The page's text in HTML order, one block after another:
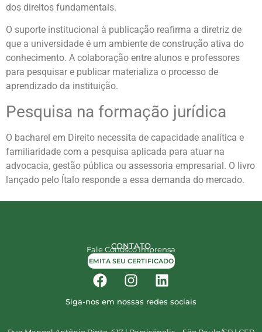
dos direitos fundamentais.
O suporte institucional à publicação reafirma a diretriz de
que a universidade é um ambiente de construção ativa do
conhecimento. A colaboração entre alunos e professores
para pesquisar e publicar materializa o processo de
aprendizado da instituição.
Pesquisa na formação jurídica
O bacharel em Direito necessita de capacidade analítica e
familiaridade com a pesquisa aplicada para atuar na
advocacia, gestão pública ou assessoria empresarial. O livro
lançado pelo Ítalo responde a essa demanda do mercado.
CONTATO
Fale ConoscoImprensa
EMITA SEU CERTIFICADO
Siga-nos em nossas redes sociais